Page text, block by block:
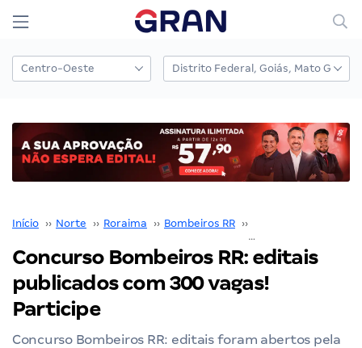
Início ›› Norte ›› Roraima ›› Bombeiros RR ››
Concurso Bombeiros RR: editais
publicados com 300 vagas!
Participe
Concurso Bombeiros RR: editais foram abertos pela